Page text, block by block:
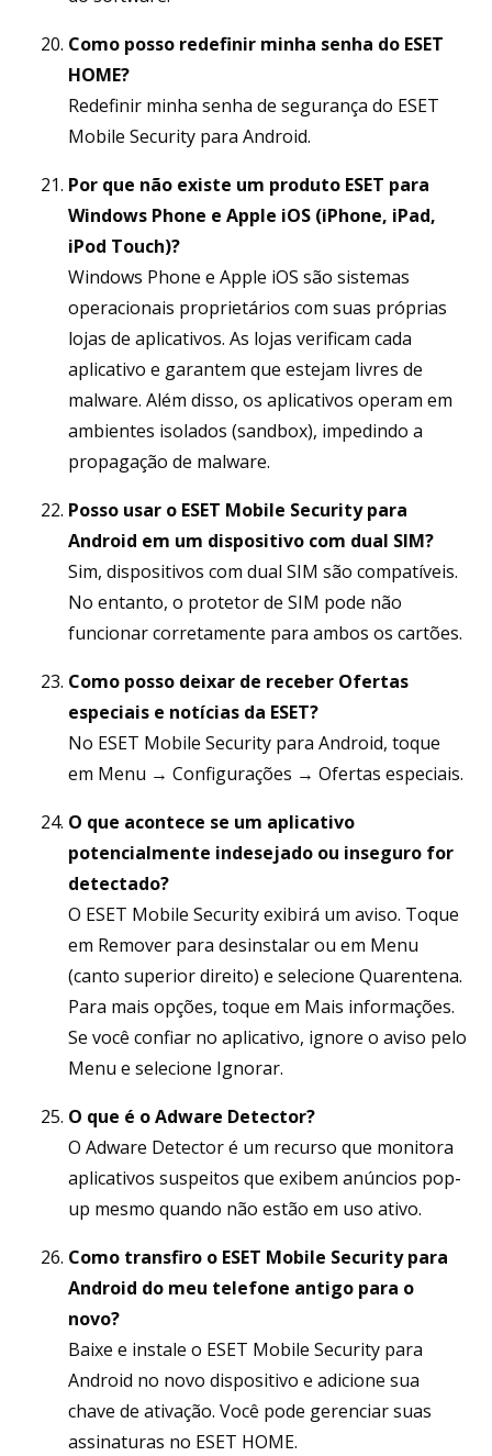
Como posso redefinir minha senha do ESET
HOME?
Redefinir minha senha de segurança do ESET
Mobile Security para Android.
Por que não existe um produto ESET para
Windows Phone e Apple iOS (iPhone, iPad,
iPod Touch)?
Windows Phone e Apple iOS são sistemas
operacionais proprietários com suas próprias
lojas de aplicativos. As lojas verificam cada
aplicativo e garantem que estejam livres de
malware. Além disso, os aplicativos operam em
ambientes isolados (sandbox), impedindo a
propagação de malware.
Posso usar o ESET Mobile Security para
Android em um dispositivo com dual SIM?
Sim, dispositivos com dual SIM são compatíveis.
No entanto, o protetor de SIM pode não
funcionar corretamente para ambos os cartões.
Como posso deixar de receber Ofertas
especiais e notícias da ESET?
No ESET Mobile Security para Android, toque
em Menu → Configurações → Ofertas especiais.
O que acontece se um aplicativo
potencialmente indesejado ou inseguro for
detectado?
O ESET Mobile Security exibirá um aviso. Toque
em Remover para desinstalar ou em Menu
(canto superior direito) e selecione Quarentena.
Para mais opções, toque em Mais informações.
Se você confiar no aplicativo, ignore o aviso pelo
Menu e selecione Ignorar.
O que é o Adware Detector?
O Adware Detector é um recurso que monitora
aplicativos suspeitos que exibem anúncios pop-
up mesmo quando não estão em uso ativo.
Como transfiro o ESET Mobile Security para
Android do meu telefone antigo para o
novo?
Baixe e instale o ESET Mobile Security para
Android no novo dispositivo e adicione sua
chave de ativação. Você pode gerenciar suas
assinaturas no ESET HOME.